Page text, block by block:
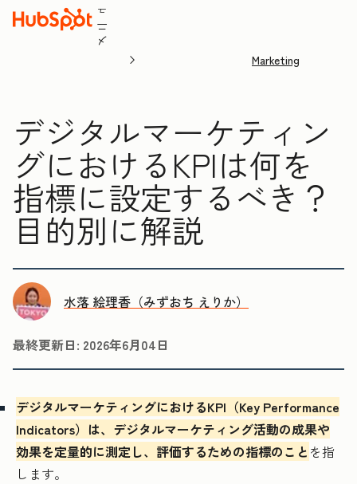
メ
ニ
ュ
Marketing
デジタルマーケティン
グにおけるKPIは何を
指標に設定するべき？
目的別に解説
水落 絵理香（みずおち えりか）
最終更新日: 2026年6月04日
デジタルマーケティングにおけるKPI（Key Performance
Indicators）は、デジタルマーケティング活動の成果や
効果を定量的に測定し、評価するための指標のこと を指
します。